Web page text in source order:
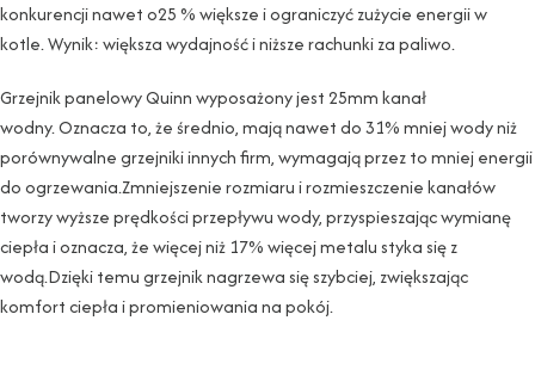
konkurencji nawet o25 % większe i ograniczyć zużycie energii w
kotle. Wynik: większa wydajność i niższe rachunki za paliwo.
Grzejnik panelowy Quinn wyposażony jest 25mm kanał
wodny. Oznacza to, że średnio, mają nawet do 31% mniej wody niż
porównywalne grzejniki innych firm, wymagają przez to mniej energii
do ogrzewania.Zmniejszenie rozmiaru i rozmieszczenie kanałów
tworzy wyższe prędkości przepływu wody, przyspieszając wymianę
ciepła i oznacza, że ​​więcej niż 17% więcej metalu styka się z
wodą.Dzięki temu grzejnik nagrzewa się szybciej, zwiększając
komfort ciepła i promieniowania na pokój.